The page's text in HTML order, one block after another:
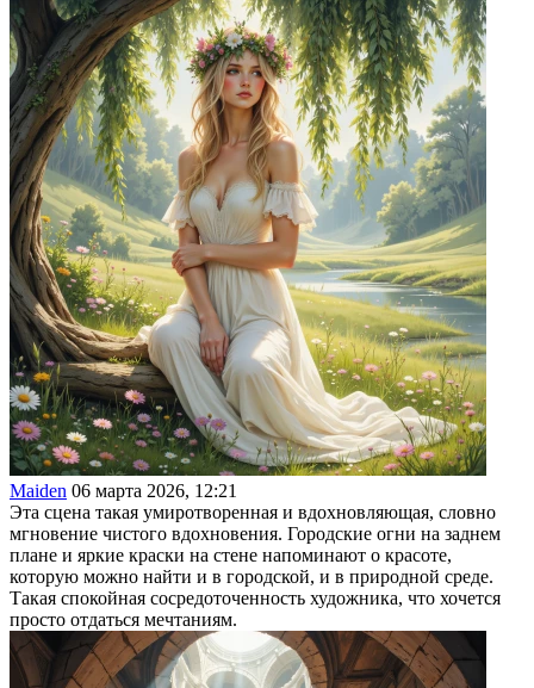
Maiden 06 марта 2026, 12:21
Эта сцена такая умиротворенная и вдохновляющая, словно
мгновение чистого вдохновения. Городские огни на заднем
плане и яркие краски на стене напоминают о красоте,
которую можно найти и в городской, и в природной среде.
Такая спокойная сосредоточенность художника, что хочется
просто отдаться мечтаниям.